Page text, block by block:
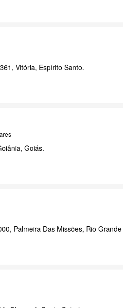
Vitória, Espírito Santo.
Goiás.
Palmeira Das Missões, Rio Grande